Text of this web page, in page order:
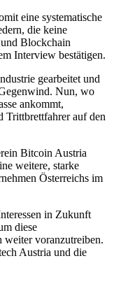
eine systematische
die keine
Blockchain
Interview bestätigen.
gearbeitet und
Nun, wo
ankommt,
Trittbrettfahrer auf den
Bitcoin Austria
weitere, starke
Österreichs im
in Zukunft
diese
weiter voranzutreiben.
Austria und die